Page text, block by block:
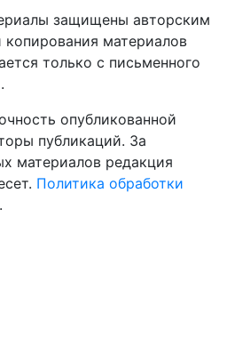
защищены авторским
материалов
только с письменного
опубликованной
публикаций. За
материалов редакция
Политика обработки
.